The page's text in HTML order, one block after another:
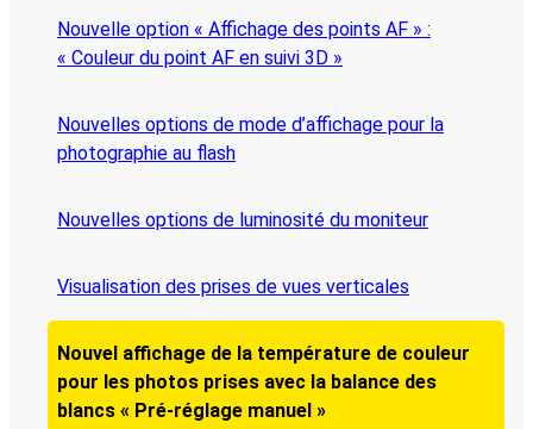
Nouvelle option « Affichage des points AF » :
« Couleur du point AF en suivi 3D »
Nouvelles options de mode d’affichage pour la
photographie au flash
Nouvelles options de luminosité du moniteur
Visualisation des prises de vues verticales
Nouvel affichage de la température de couleur
pour les photos prises avec la balance des
blancs « Pré-réglage manuel »